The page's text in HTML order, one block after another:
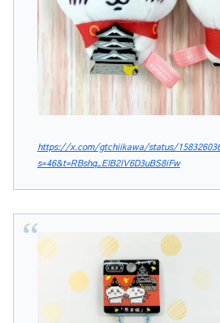
https://x.com/gtchiikawa/status/
s=46&t=RBshq_EIB2IV6D3uBS8iFw